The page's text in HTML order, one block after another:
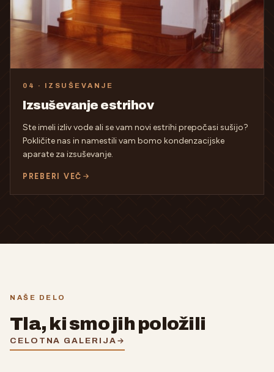
04 · IZSUŠEVANJE
Izsuševanje estrihov
Ste imeli izliv vode ali se vam novi estrihi prepočasi sušijo?
Pokličite nas in namestili vam bomo kondenzacijske
aparate za izsuševanje.
PREBERI VEČ
NAŠE DELO
Tla, ki smo jih položili
CELOTNA GALERIJA